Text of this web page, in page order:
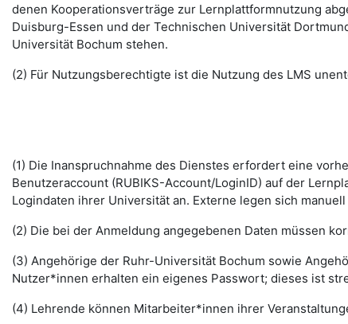
denen Kooperationsverträge zur Lernplattformnutzung
Duisburg-Essen und der Technischen Universität
Universität Bochum stehen.
(2) Für Nutzungsberechtigte ist die Nutzung des LMS
(1) Die Inanspruchnahme des Dienstes erfordert eine
Benutzeraccount (RUBIKS-Account/LoginID) auf der
Logindaten ihrer Universität an. Externe legen sich
(2) Die bei der Anmeldung angegebenen Daten müssen
(3) Angehörige der Ruhr-Universität Bochum sowie
Nutzer*innen erhalten ein eigenes Passwort; dieses ist
(4) Lehrende können Mitarbeiter*innen ihrer